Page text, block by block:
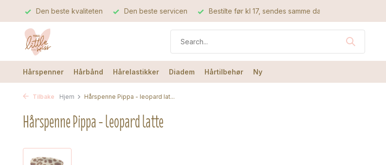
Den beste kvaliteten Den beste servicen Bestilte før kl 17, sendes samme dag
Hårspenner Hårbånd Hårelastikker Diadem Hårtilbehør Ny
Tilbake Hjem Hårspenne Pippa - leopard lat...
Hårspenne Pippa - leopard latte